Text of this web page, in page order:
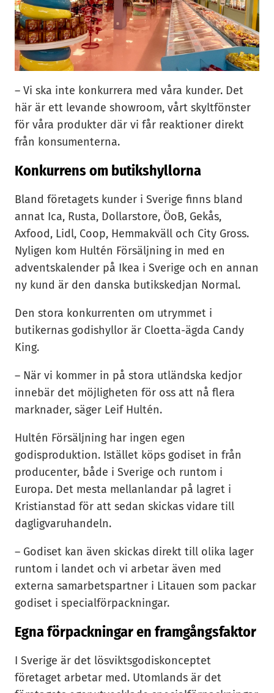
– Vi ska inte konkurrera med våra kunder. Det
här är ett levande showroom, vårt skyltfönster
för våra produkter där vi får reaktioner direkt
från konsumenterna.
Konkurrens om butikshyllorna
Bland företagets kunder i Sverige finns bland
annat Ica, Rusta, Dollarstore, ÖoB, Gekås,
Axfood, Lidl, Coop, Hemmakväll och City Gross.
Nyligen kom Hultén Försäljning in med en
adventskalender på Ikea i Sverige och en annan
ny kund är den danska butikskedjan Normal.
Den stora konkurrenten om utrymmet i
butikernas godishyllor är Cloetta-ägda Candy
King.
– När vi kommer in på stora utländska kedjor
innebär det möjligheten för oss att nå flera
marknader, säger Leif Hultén.
Hultén Försäljning har ingen egen
godisproduktion. Istället köps godiset in från
producenter, både i Sverige och runtom i
Europa. Det mesta mellanlandar på lagret i
Kristianstad för att sedan skickas vidare till
dagligvaruhandeln.
– Godiset kan även skickas direkt till olika lager
runtom i landet och vi arbetar även med
externa samarbetspartner i Litauen som packar
godiset i specialförpackningar.
Egna förpackningar en framgångsfaktor
I Sverige är det lösviktsgodiskonceptet
företaget arbetar med. Utomlands är det